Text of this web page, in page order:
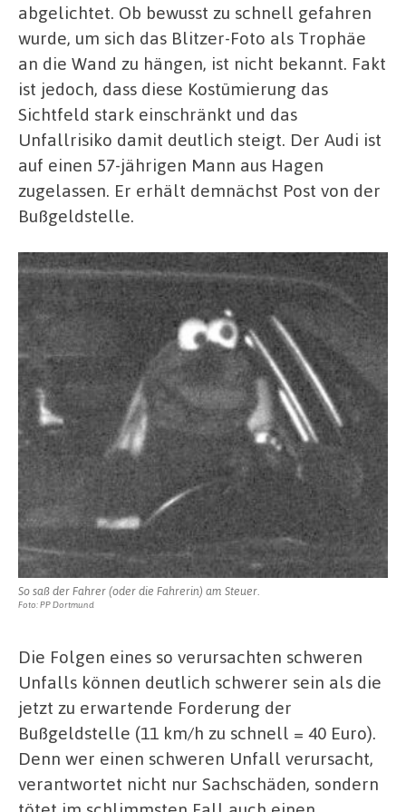
abgelichtet. Ob bewusst zu schnell gefahren
wurde, um sich das Blitzer-Foto als Trophäe
an die Wand zu hängen, ist nicht bekannt. Fakt
ist jedoch, dass diese Kostümierung das
Sichtfeld stark einschränkt und das
Unfallrisiko damit deutlich steigt. Der Audi ist
auf einen 57-jährigen Mann aus Hagen
zugelassen. Er erhält demnächst Post von der
Bußgeldstelle.
So saß der Fahrer (oder die Fahrerin) am Steuer.
Foto: PP Dortmund
Die Folgen eines so verursachten schweren
Unfalls können deutlich schwerer sein als die
jetzt zu erwartende Forderung der
Bußgeldstelle (11 km/h zu schnell = 40 Euro).
Denn wer einen schweren Unfall verursacht,
verantwortet nicht nur Sachschäden, sondern